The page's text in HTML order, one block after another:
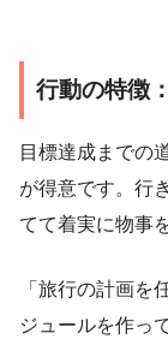
行動の特徴
目標達成までの
が得意です。行
てて着実に物事
「旅行の計画を
ジュールを作っ